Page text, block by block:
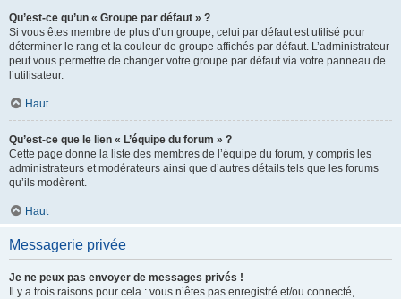
Qu’est-ce qu’un « Groupe par défaut » ?
Si vous êtes membre de plus d’un groupe, celui par défaut est utilisé pour
déterminer le rang et la couleur de groupe affichés par défaut. L’administrateur
peut vous permettre de changer votre groupe par défaut via votre panneau de
l’utilisateur.
Haut
Qu’est-ce que le lien « L’équipe du forum » ?
Cette page donne la liste des membres de l’équipe du forum, y compris les
administrateurs et modérateurs ainsi que d’autres détails tels que les forums
qu’ils modèrent.
Haut
Messagerie privée
Je ne peux pas envoyer de messages privés !
Il y a trois raisons pour cela : vous n’êtes pas enregistré et/ou connecté,